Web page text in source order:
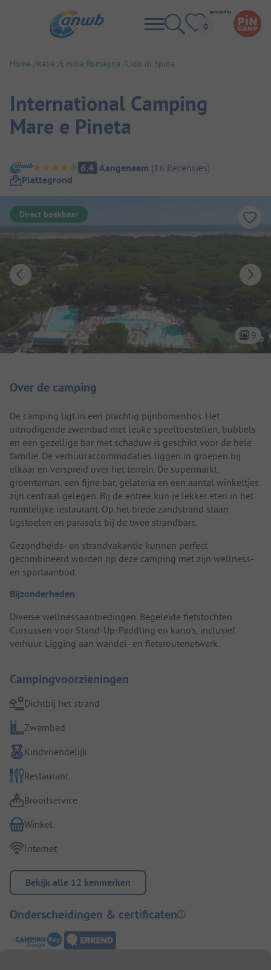
Home Italië Emilia-Romagna Lido di Spina
International Camping
Mare e Pineta
Camping overzicht
6.4 Aangenaam (16 Recensies)
Plattegrond
Direct boekbaar
9
Over de camping
De camping ligt in een prachtig pijnbomenbos. Het
uitnodigende zwembad met leuke speeltoestellen, bubbels
en een gezellige bar met schaduw is geschikt voor de hele
familie. De verhuuraccommodaties liggen in groepen bij
elkaar en verspreid over het terrein. De supermarkt,
groenteman, een fijne bar, gelateria en een aantal winkeltjes
zijn centraal gelegen. Bij de entree kun je lekker eten in het
ruimtelijke restaurant. Op het brede zandstrand staan
ligstoelen en parasols bij de twee strandbars.
Gezondheids- en strandvakantie kunnen perfect
gecombineerd worden op deze camping met zijn wellness-
en sportaanbod.
Bijzonderheden
Diverse wellnessaanbiedingen. Begeleide fietstochten.
Cursussen voor Stand-Up-Paddling en kano's, inclusief
verhuur. Ligging aan wandel- en fietsroutenetwerk.
Campingvoorzieningen
Dichtbij het strand
Zwembad
Kindvriendelijk
Restaurant
Broodservice
Winkel
Internet
Bekijk alle 12 kenmerken
Onderscheidingen & certificaten